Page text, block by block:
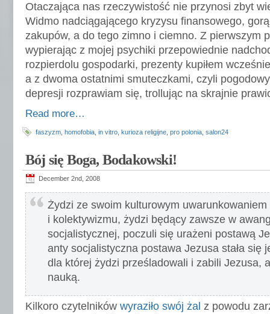
Otaczająca nas rzeczywistość nie przynosi zbyt
Widmo nadciągającego kryzysu finansowego,
zakupów, a do tego zimno i ciemno. Z pierwszym
wypierając z mojej psychiki przepowiednie
rozpierdolu gospodarki, prezenty kupiłem
a z dwoma ostatnimi smuteczkami, czyli
depresji rozprawiam się, trollując na skrajnie
Read more…
faszyzm homofobia in vitro kurioza religijne pro polonia salon24
Bój się Boga, Bodakowski!
December 2nd, 2008
Żydzi ze swoim kulturowym
i kolektywizmu, żydzi będący zawsze w
socjalistycznej, poczuli się urażeni postawą
anty socjalistyczna postawa Jezusa stała się
dla której żydzi prześladowali i zabili Jezusa,
nauką.
Kilkoro czytelników wyraziło swój żal z powodu